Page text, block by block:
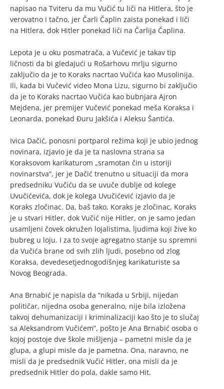
napisao na Tviteru da mu Vučić tu liči na Hitlera, što je
verovatno i tačno, jer Čarli Čaplin zaista ponekad i liči
na Hitlera, dok Hitler ponekad liči na Čarlija Čaplina.
Lepota je u oku posmatrača, a Vučević je takav tip
ličnosti da bi gledajući u Rošarhovu mrlju sigurno
zaključio da je to Koraks nacrtao Vučića kao Musolinija.
Ili, kada bi Vučević video Mona Lizu, sigurno bi zaključio
da je to Koraks nacrtao Vučića kao bubnjara Ajron
Mejdena, jer premijer Vučević ponekad meša Koraksa i
Leonarda, ponekad Đuru Jakšića i Aleksu Šantića.
Ivica Dačić, ponosni portparol režima koji je ubio jednog
novinara, izjavio je da je ta naslovna strana sa
Koraksovom karikaturom „sramotan čin u istoriji
novinarstva“, jer je Dačić trenutno u situaciji da mora
predsedniku Vučiću da se uvuče dublje od kolege
Uvučićevića, dok je kolega Uvučićević izjavio da je
Koraks zločinac. Da, baš tako, Koraks je zločinac, Koraks
je u stvari Hitler, dok Vučić nije Hitler, on je samo jedan
usamljeni čovek okružen lojalistima, ljudima koji žive ko
bubreg u loju. I za to svoje agregatno stanje su spremni
da Vučića brane od svih zlih ljudi, posebno od zlog
Koraksa, devedesetjednogodišnjeg karikaturiste sa
Novog Beograda.
Ana Brnabić je napisla da “nikada u Srbiji, nijedan
političar, nijedna osoba generalno, nije bila izložena
takvoj dehumanizaciji i kriminalizaciji kao što je to slučaj
sa Aleksandrom Vučićem”, pošto je Ana Brnabić osoba o
kojoj postoje dve škole mišljenja – pametni misle da je
glupa, a glupi misle da je pametna. Ona, naravno, ne
misli da je predsednik Vučić Hitler, ona misli da je
predsednik Hitler do pola, dakle samo Hit.